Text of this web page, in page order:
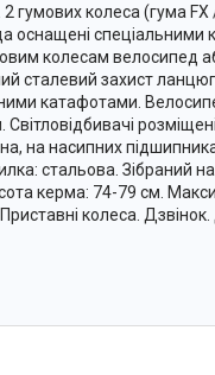
гумових колеса (гума
оснащені спеціальними
колесам велосипед
сталевий захист
катафотами.
на насипних
стальова. Зібраний
керма: 74-79 см.
колеса.